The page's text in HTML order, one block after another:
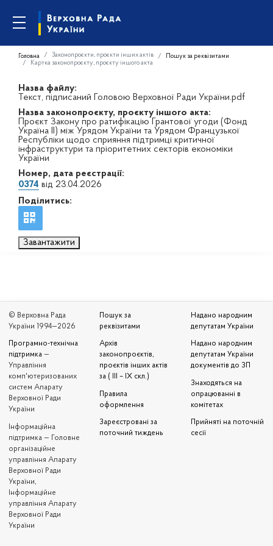
Головна Законопроєкти, проєкти інших актів
Пошук за реквізитами
Картка законопроєкту, проєкту іншого акта
Назва файлу:
Текст, підписаний Головою Верховної Ради України.pdf
Назва законопроєкту, проєкту іншого акта:
Проєкт Закону про ратифікацію Грантової угоди (Фонд
Україна II) між Урядом України та Урядом Французької
Республіки щодо сприяння підтримці критичної
інфраструктури та пріоритетних секторів економіки
України
Номер, дата реєстрації:
0374 від 23.04.2026
Поділитись:
Завантажити
© Верховна Рада
України 1994—2026
Програмно-технічна
підтримка —
Управління
комп'ютеризованих
систем Апарату
Верховної Ради
України
Iнформаційна
підтримка — Головне
організаційне
управління Апарату
Верховної Ради
України,
Інформаційне
управління Апарату
Верховної Ради
України
Пошук за
реквізитами
Архів
законопроєктів,
проєктів інших актів
за ( III – IX скл.)
Правила
оформлення
Зареєстровані за
поточний тиждень
Надано народним
депутатам України
Надано народним
депутатам України
документів до ЗП
Знаходяться на
опрацюванні в
комітетах
Прийняті на поточній
сесії